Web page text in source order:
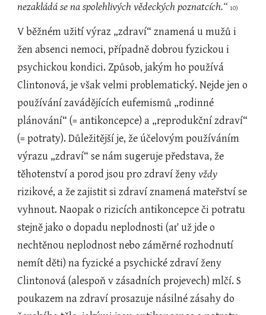
nezakládá se na spolehlivých vědeckých poznatcích.“ 10)
V běžném užití výraz „zdraví“ znamená u mužů i
žen absenci nemoci, případně dobrou fyzickou i
psychickou kondici. Způsob, jakým ho používá
Clintonová, je však velmi problematický. Nejde jen o
používání zavádějících eufemismů „rodinné
plánování“ (= antikoncepce) a „reprodukční zdraví“
(= potraty). Důležitější je, že účelovým používáním
výrazu „zdraví“ se nám sugeruje představa, že
těhotenství a porod jsou pro zdraví ženy vždy
rizikové, a že zajistit si zdraví znamená mateřství se
vyhnout. Naopak o rizicích antikoncepce či potratu
stejně jako o dopadu neplodnosti (ať už jde o
nechtěnou neplodnost nebo záměrné rozhodnutí
nemít děti) na fyzické a psychické zdraví ženy
Clintonová (alespoň v zásadních projevech) mlčí. S
poukazem na zdraví prosazuje násilné zásahy do